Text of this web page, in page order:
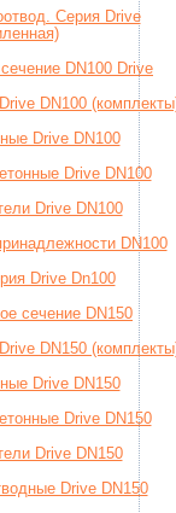
Серия Drive
DN100 Drive
DN100
Drive DN100
Drive DN100
Drive DN100
DN100
Drive Dn100
сечение DN150
DN150
Drive DN150
Drive DN150
Drive DN150
Drive DN150